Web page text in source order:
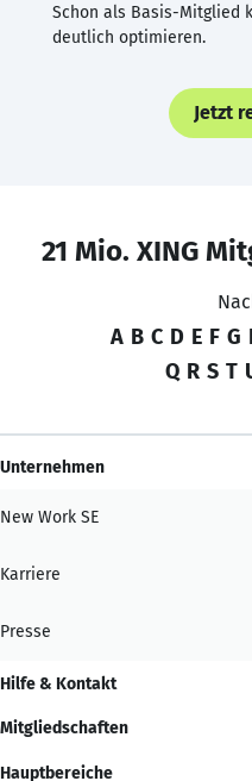
Schon als Basis-Mitglied
deutlich optimieren.
Jetzt
21 Mio. XING
A B C D E F G
Q R S T
Unternehmen
New Work SE
Karriere
Presse
Hilfe & Kontakt
Mitgliedschaften
Hauptbereiche